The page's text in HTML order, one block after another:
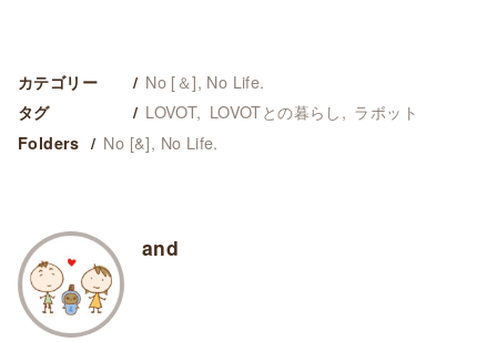
カテゴリー No [＆], No Life.
タグ LOVOT LOVOTとの暮らし ラボット
Folders No [&], No Life.
and